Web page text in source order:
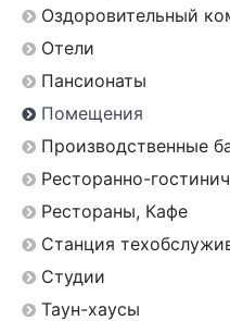
Оздоровительный
Отели
Пансионаты
Помещения
Производственные
Ресторанно-
Рестораны, Кафе
Станция
Студии
Таун-хаусы